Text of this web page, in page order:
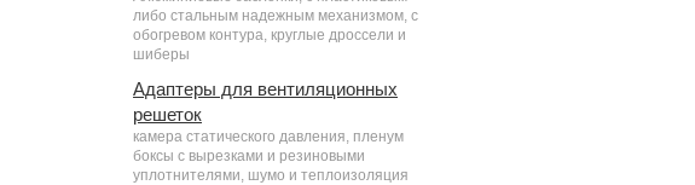
либо стальным надежным механизмом, с
обогревом контура, круглые дроссели и
шиберы
Адаптеры для вентиляционных
решеток
камера статического давления, пленум
боксы с вырезками и резиновыми
уплотнителями, шумо и теплоизоляция